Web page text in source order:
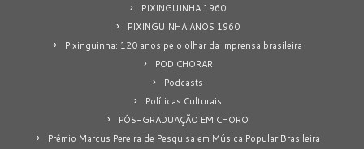
PIXINGUINHA 1960
PIXINGUINHA ANOS 1960
Pixinguinha: 120 anos pelo olhar da imprensa brasileira
POD CHORAR
Podcasts
Políticas Culturais
PÓS-GRADUAÇÃO EM CHORO
Prêmio Marcus Pereira de Pesquisa em Música Popular Brasileira